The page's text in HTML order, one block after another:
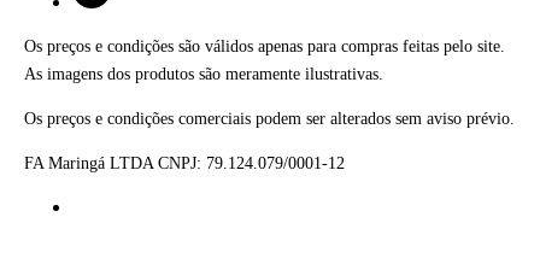
Os preços e condições são válidos apenas para compras feitas pelo site.
As imagens dos produtos são meramente ilustrativas.
Os preços e condições comerciais podem ser alterados sem aviso prévio.
FA Maringá LTDA CNPJ: 79.124.079/0001-12